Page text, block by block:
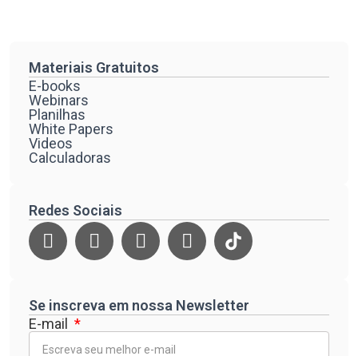
Materiais Gratuitos
E-books
Webinars
Planilhas
White Papers
Videos
Calculadoras
Redes Sociais
Se inscreva em nossa Newsletter
E-mail